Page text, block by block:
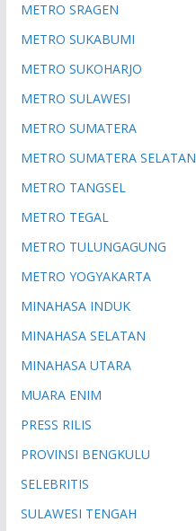
METRO SRAGEN
METRO SUKABUMI
METRO SUKOHARJO
METRO SULAWESI
METRO SUMATERA
METRO SUMATERA SELATAN
METRO TANGSEL
METRO TEGAL
METRO TULUNGAGUNG
METRO YOGYAKARTA
MINAHASA INDUK
MINAHASA SELATAN
MINAHASA UTARA
MUARA ENIM
PRESS RILIS
PROVINSI BENGKULU
SELEBRITIS
SULAWESI TENGAH